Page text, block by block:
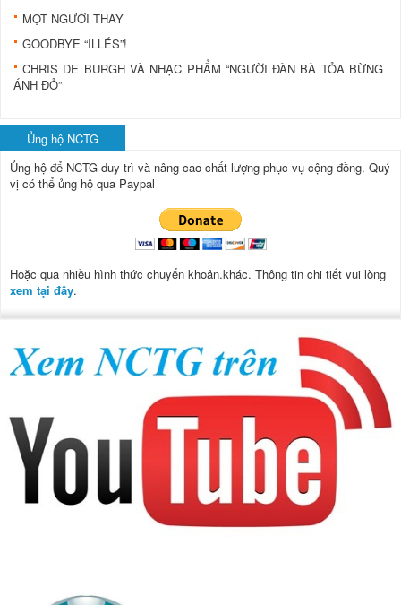
MỘT NGƯỜI THÀY
GOODBYE “ILLÉS”!
CHRIS DE BURGH VÀ NHẠC PHẨM “NGƯỜI ĐÀN BÀ TỎA BỪNG
ÁNH ĐỎ”
Ủng hộ NCTG
Ủng hộ để NCTG duy trì và nâng cao chất lượng phục vụ cộng đồng. Quý
vị có thể ủng hộ qua Paypal
Hoặc qua nhiều hình thức chuyển khoản.khác. Thông tin chi tiết vui lòng
xem tại đây.